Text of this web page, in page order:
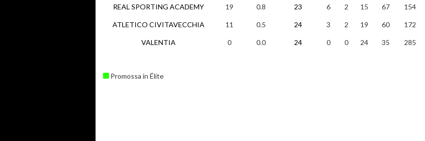
REAL SPORTING ACADEMY
ATLETICO CIVITAVECCHIA
VALENTIA
19 0.8 23 6 2 15 67 154
11 0.5 24 3 2 19 60 172
0 0.0 24 0 0 24 35 285
Promossa in Élite